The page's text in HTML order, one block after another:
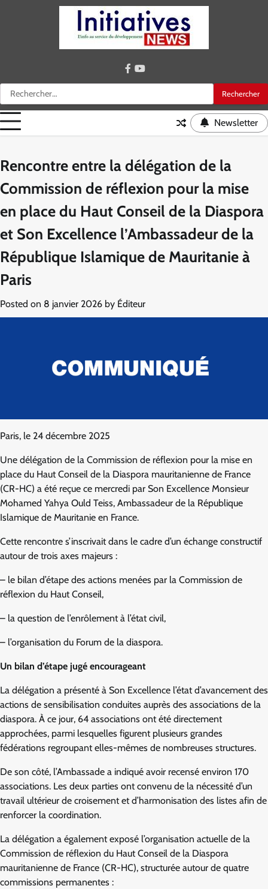
Rechercher :
facebook
youtube
Newsletter
Rencontre entre la délégation de la
Commission de réflexion pour la mise
en place du Haut Conseil de la Diaspora
et Son Excellence l’Ambassadeur de la
République Islamique de Mauritanie à
Paris
Posted on 8 janvier 2026 by Éditeur
Paris, le 24 décembre 2025
Une délégation de la Commission de réflexion pour la mise en
place du Haut Conseil de la Diaspora mauritanienne de France
(CR-HC) a été reçue ce mercredi par Son Excellence Monsieur
Mohamed Yahya Ould Teiss, Ambassadeur de la République
Islamique de Mauritanie en France.
Cette rencontre s’inscrivait dans le cadre d’un échange constructif
autour de trois axes majeurs :
– le bilan d’étape des actions menées par la Commission de
réflexion du Haut Conseil,
– la question de l’enrôlement à l’état civil,
– l’organisation du Forum de la diaspora.
Un bilan d’étape jugé encourageant
La délégation a présenté à Son Excellence l’état d’avancement des
actions de sensibilisation conduites auprès des associations de la
diaspora. À ce jour, 64 associations ont été directement
approchées, parmi lesquelles figurent plusieurs grandes
fédérations regroupant elles-mêmes de nombreuses structures.
De son côté, l’Ambassade a indiqué avoir recensé environ 170
associations. Les deux parties ont convenu de la nécessité d’un
travail ultérieur de croisement et d’harmonisation des listes afin de
renforcer la coordination.
La délégation a également exposé l’organisation actuelle de la
Commission de réflexion du Haut Conseil de la Diaspora
mauritanienne de France (CR-HC), structurée autour de quatre
commissions permanentes :